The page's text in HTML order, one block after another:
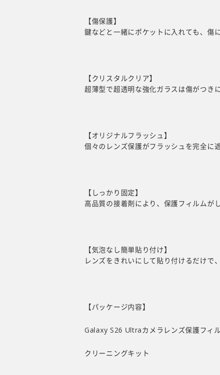
【傷保護】
鍵などと一緒にポケットに入れても、傷
【クリスタルクリア】
超薄型で超透明な強化ガラスは傷がつき
【オリジナルフラッシュ】
個々のレンズ保護がフラッシュを完全に
【しっかり固定】
高品質の接着剤により、保護フィルムが
【気泡なし簡単貼り付け】
レンズをきれいにして貼り付けるだけ
【パッケージ内容】
Galaxy S26 Ultraカメラレンズ保護フィ
クリーニングキット